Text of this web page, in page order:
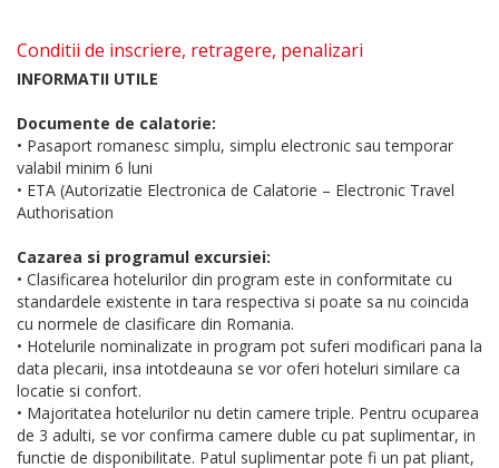
Conditii de inscriere, retragere, penalizari
INFORMATII UTILE
Documente de calatorie:
• Pasaport romanesc simplu, simplu electronic sau temporar
valabil minim 6 luni
• ETA (Autorizatie Electronica de Calatorie – Electronic Travel
Authorisation
Cazarea si programul excursiei:
• Clasificarea hotelurilor din program este in conformitate cu
standardele existente in tara respectiva si poate sa nu coincida
cu normele de clasificare din Romania.
• Hotelurile nominalizate in program pot suferi modificari pana la
data plecarii, insa intotdeauna se vor oferi hoteluri similare ca
locatie si confort.
• Majoritatea hotelurilor nu detin camere triple. Pentru ocuparea
de 3 adulti, se vor confirma camere duble cu pat suplimentar, in
functie de disponibilitate. Patul suplimentar pote fi un pat pliant,